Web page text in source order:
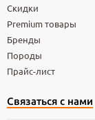
Скидки
Premium товары
Бренды
Породы
Прайс-лист
Связаться с нами